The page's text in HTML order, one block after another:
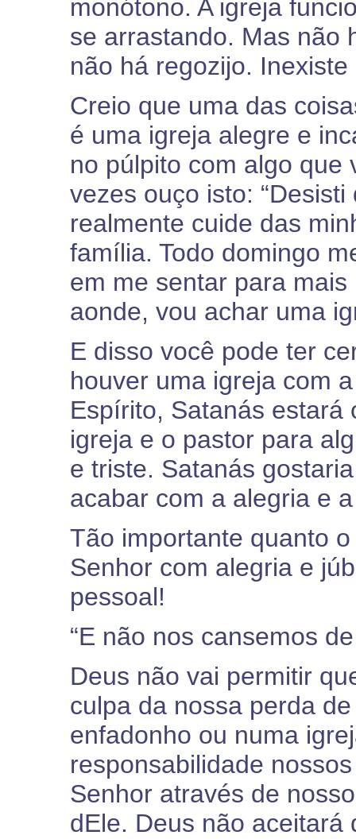
monótono. A igreja
se arrastando. Mas não
não há regozijo.
Creio que uma das
é uma igreja alegre e
no púlpito com algo que
vezes ouço isto:
realmente cuide das
família. Todo domingo
em me sentar para
aonde, vou achar uma
E disso você pode ter
houver uma igreja com
Espírito, Satanás estará
igreja e o pastor para
e triste. Satanás
acabar com a alegria e
Tão importante quanto
Senhor com alegria e
pessoal!
“E não nos cansemos
Deus não vai permitir
culpa da nossa perda
enfadonho ou numa
responsabilidade
Senhor através de
dEle. Deus não aceitará